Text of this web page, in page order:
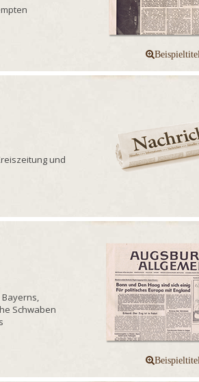
und
Schwaben